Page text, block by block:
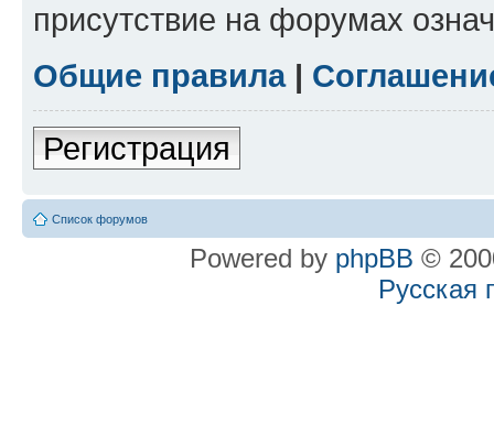
присутствие на форумах
Общие правила|
Регистрация
Список форумов
Powered by phpBB ©
Русская